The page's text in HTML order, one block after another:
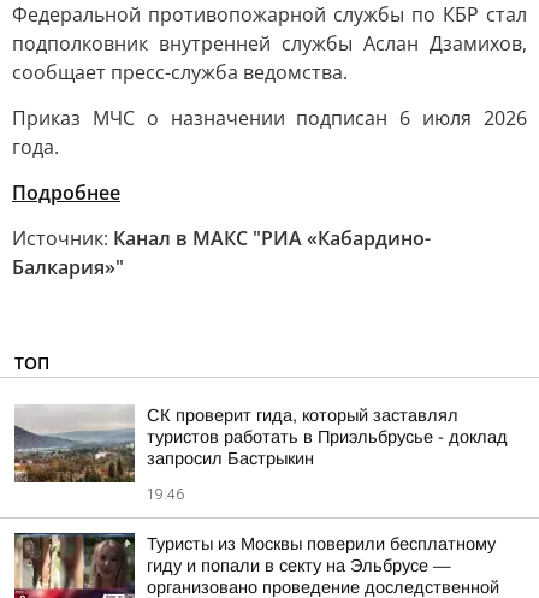
Федеральной противопожарной службы по КБР стал
подполковник внутренней службы Аслан Дзамихов,
сообщает пресс-служба ведомства.
Приказ МЧС о назначении подписан 6 июля 2026
года.
Подробнее
Источник: Канал в МАКС "РИА «Кабардино-
Балкария»"
ТОП
СК проверит гида, который заставлял
туристов работать в Приэльбрусье - доклад
запросил Бастрыкин
19:46
Туристы из Москвы поверили бесплатному
гиду и попали в секту на Эльбрусе —
организовано проведение доследственной